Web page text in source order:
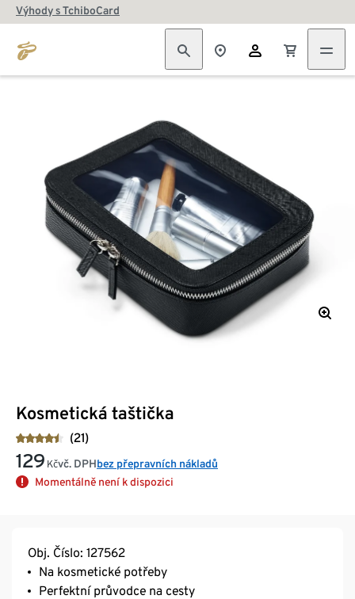
Výhody s TchiboCard
Kosmetická taštička
(21)
129 Kčvč. DPHbez přepravních nákladů
Momentálně není k dispozici
Obj. Číslo: 127562
Na kosmetické potřeby
Perfektní průvodce na cesty